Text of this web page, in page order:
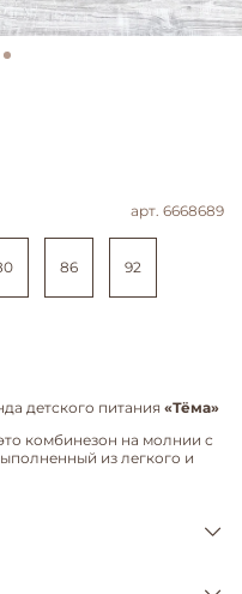
арт. 6668689
86 92
детского питания «Тёма»
комбинезон на молнии с
из легкого и